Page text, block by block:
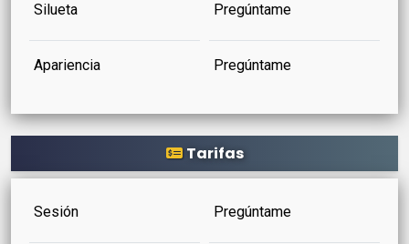
Silueta Pregúntame
Apariencia Pregúntame
Tarifas
Sesión Pregúntame